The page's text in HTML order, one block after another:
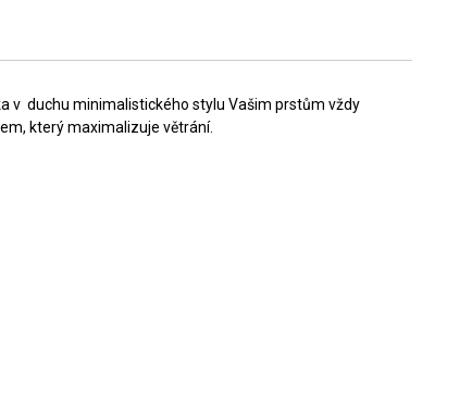
v duchu minimalistického stylu Vašim prstům vždy
který maximalizuje větrání.